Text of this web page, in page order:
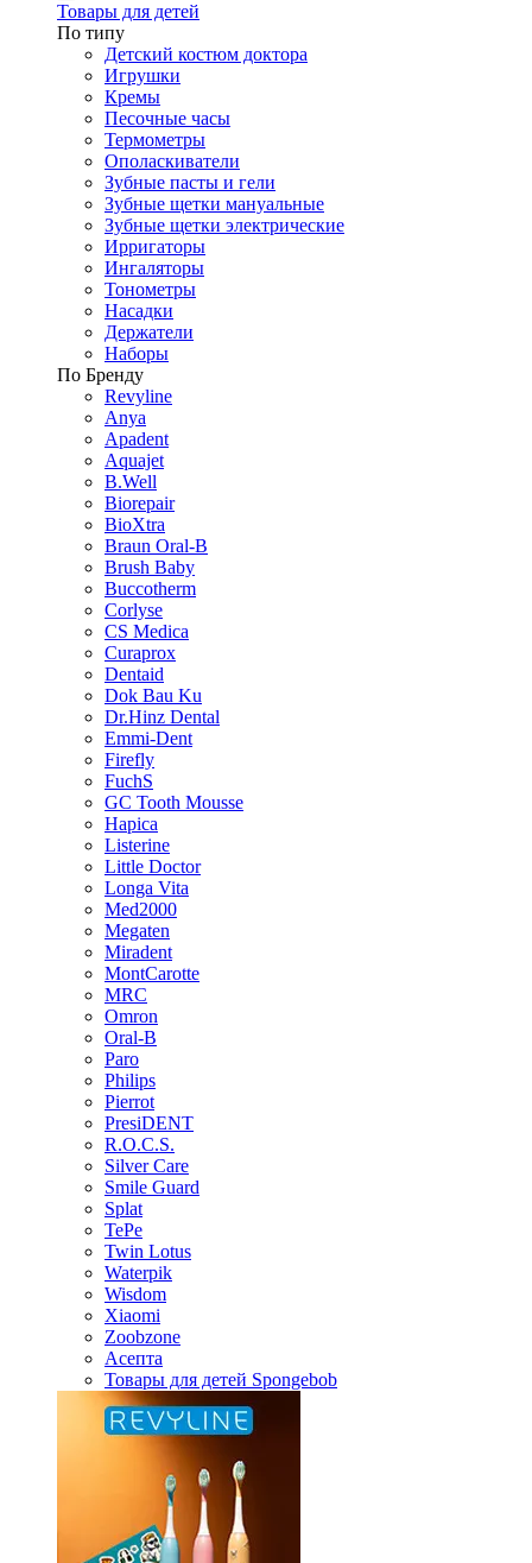
Товары для детей
По типу
Детский костюм доктора
Игрушки
Кремы
Песочные часы
Термометры
Ополаскиватели
Зубные пасты и гели
Зубные щетки мануальные
Зубные щетки электрические
Ирригаторы
Ингаляторы
Тонометры
Насадки
Держатели
Наборы
По Бренду
Revyline
Anya
Apadent
Aquajet
B.Well
Biorepair
BioXtra
Braun Oral-B
Brush Baby
Buccotherm
Corlyse
CS Medica
Curaprox
Dentaid
Dok Bau Ku
Dr.Hinz Dental
Emmi-Dent
Firefly
FuchS
GC Tooth Mousse
Hapica
Listerine
Little Doctor
Longa Vita
Med2000
Megaten
Miradent
MontCarotte
MRC
Omron
Oral-B
Paro
Philips
Pierrot
PresiDENT
R.O.C.S.
Silver Care
Smile Guard
Splat
TePe
Twin Lotus
Waterpik
Wisdom
Xiaomi
Zoobzone
Асепта
Товары для детей Spongebob